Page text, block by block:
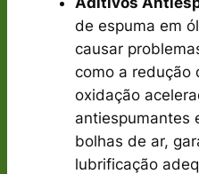
de espuma em
causar
como a redução
oxidação
antiespumantes
bolhas de ar,
lubrificação